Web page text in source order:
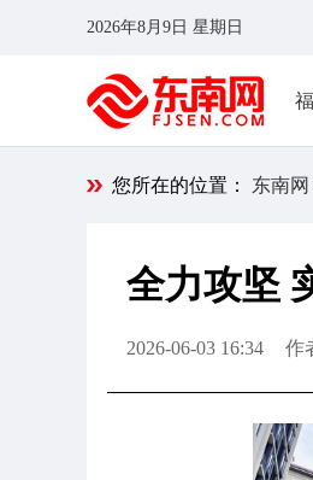
2026年8月9日 星期日
您所在的位置： 东南网
全力攻坚
2026-06-03 16:34 作